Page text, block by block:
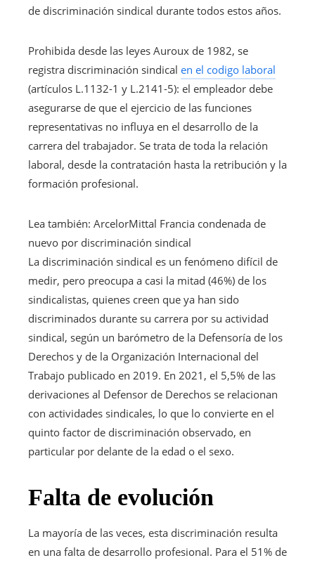
de discriminación sindical durante todos estos años.
Prohibida desde las leyes Auroux de 1982, se
registra discriminación sindical en el codigo laboral
(artículos L.1132-1 y L.2141-5): el empleador debe
asegurarse de que el ejercicio de las funciones
representativas no influya en el desarrollo de la
carrera del trabajador. Se trata de toda la relación
laboral, desde la contratación hasta la retribución y la
formación profesional.
Lea también: Artículo
reservado
para
nuestros
suscriptores
ArcelorMittal Francia condenada de
nuevo por discriminación sindical
La discriminación sindical es un fenómeno difícil de
medir, pero preocupa a casi la mitad (46%) de los
sindicalistas, quienes creen que ya han sido
discriminados durante su carrera por su actividad
sindical, según un barómetro de la Defensoría de los
Derechos y de la Organización Internacional del
Trabajo publicado en 2019. En 2021, el 5,5% de las
derivaciones al Defensor de Derechos se relacionan
con actividades sindicales, lo que lo convierte en el
quinto factor de discriminación observado, en
particular por delante de la edad o el sexo.
Falta de evolución
La mayoría de las veces, esta discriminación resulta
en una falta de desarrollo profesional. Para el 51% de